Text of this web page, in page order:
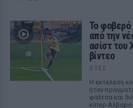
Το φοβερό
από την
ασίστ του
βίντεο
ΧΤΕΣ
Η εκτέλεση
ήταν
φάλτσα και
κίπερ Αλβαρο